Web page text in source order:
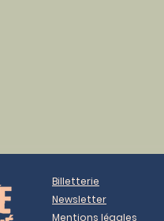
Billetterie
Newsletter
Mentions légales